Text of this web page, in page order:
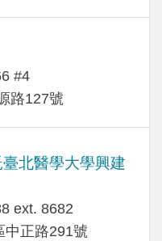
#4
路127號
北醫學大學興建
ext. 8682
中正路291號